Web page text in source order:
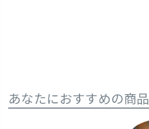
あなたにおすすめの商品